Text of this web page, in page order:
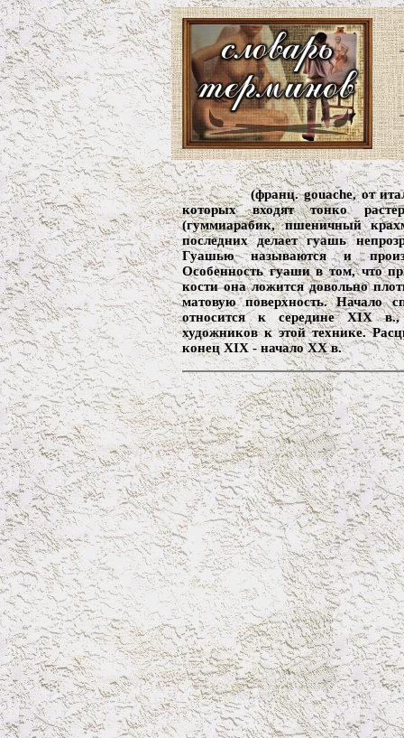
(франц. gouache, от
которых входят тонко
(гуммиарабик, пшеничный
последних делает гуашь
Гуашью называются и
Особенность гуаши в том, что
кости она ложится довольно
матовую поверхность. Начало
относится к середине XIX в.,
художников к этой технике.
конец XIX - начало XX в.